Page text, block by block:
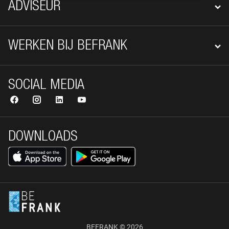
ADVISEUR
WERKEN BIJ BEFRANK
DOWNLOADS
SOCIAL MEDIA
BEFRANK © 2026